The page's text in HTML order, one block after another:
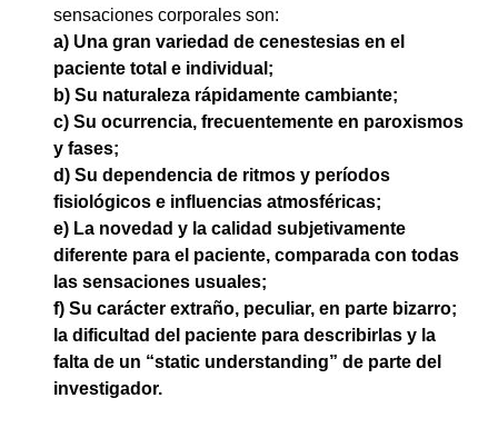
sensaciones corporales son:
a) Una gran variedad de cenestesias en el
paciente total e individual;
b) Su naturaleza rápidamente cambiante;
c) Su ocurrencia, frecuentemente en paroxismos
y fases;
d) Su dependencia de ritmos y períodos
fisiológicos e influencias atmosféricas;
e) La novedad y la calidad subjetivamente
diferente para el paciente, comparada con todas
las sensaciones usuales;
f) Su carácter extraño, peculiar, en parte bizarro;
la dificultad del paciente para describirlas y la
falta de un “static understanding” de parte del
investigador.